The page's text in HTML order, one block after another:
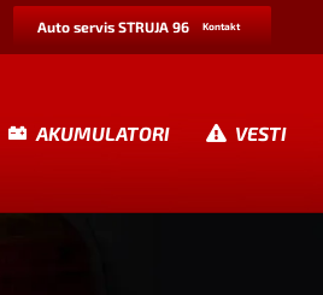
Auto servis STRUJA 96 Kontakt
AKUMULATORI VESTI